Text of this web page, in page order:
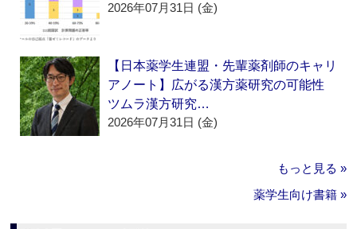
2026年07月31日 (金)
【日本薬学生連盟・先輩薬剤師のキャリ
アノート】広がる漢方薬研究の可能性
ツムラ漢方研究…
2026年07月31日 (金)
もっと見る »
薬学生向け書籍 »